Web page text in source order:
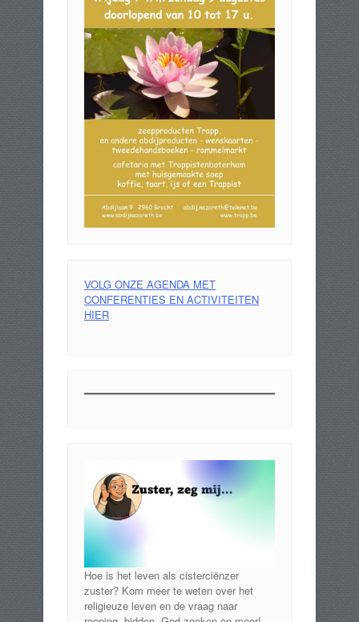
VOLG ONZE AGENDA MET
CONFERENTIES EN ACTIVITEITEN
HIER
Hoe is het leven als cisterciënzer
zuster? Kom meer te weten over het
religieuze leven en de vraag naar